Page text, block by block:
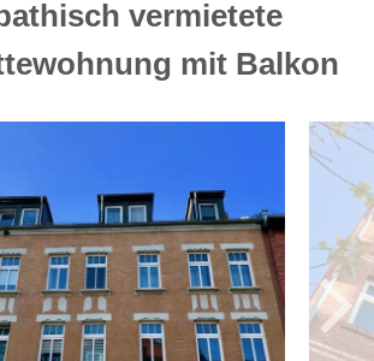
vermietete
mit Balkon